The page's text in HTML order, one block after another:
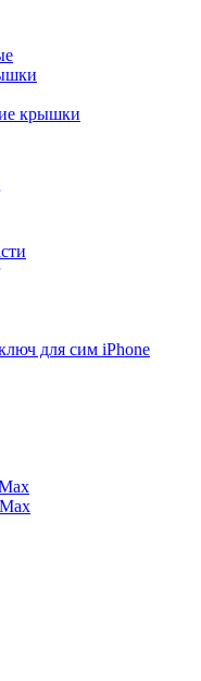
крышки
для сим iPhone